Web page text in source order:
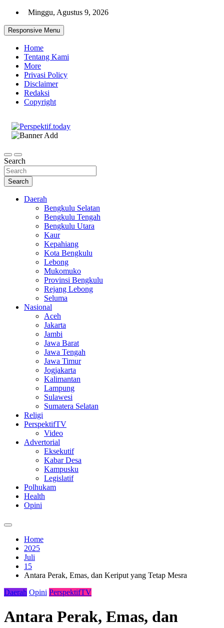
Skip
content
Minggu, Agustus 9, 2026
Responsive Menu
Home
Tentang Kami
More
Privasi Policy
Disclaimer
Redaksi
Copyright
Search
Search
Daerah
Bengkulu Selatan
Bengkulu Tengah
Bengkulu Utara
Kaur
Kepahiang
Kota Bengkulu
Lebong
Mukomuko
Provinsi Bengkulu
Rejang Lebong
Seluma
Nasional
Aceh
Jakarta
Jambi
Jawa Barat
Jawa Tengah
Jawa Timur
Jogjakarta
Kalimantan
Lampung
Sulawesi
Sumatera Selatan
Religi
PerspektifTV
Video
Advertorial
Eksekutif
Kabar Desa
Kampusku
Legislatif
Polhukam
Health
Opini
Home
2025
Juli
15
Antara Perak, Emas, dan Keriput yang Tetap Mesra
Daerah Opini PerspektifTV
Antara Perak, Emas, dan